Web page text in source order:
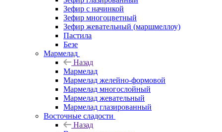
Зефир с начинкой
Зефир многоцветный
Зефир жевательный (маршмеллоу)
Пастила
Безе
Мармелад
Назад
Мармелад
Мармелад желейно-формовой
Мармелад многослойный
Мармелад жевательный
Мармелад глазированный
Восточные сладости
Назад